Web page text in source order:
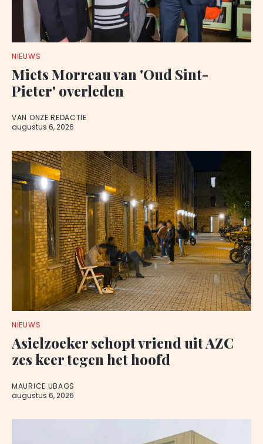
NIEUWS
Miets Morreau van 'Oud Sint-
Pieter' overleden
VAN ONZE REDACTIE
augustus 6, 2026
NIEUWS
Asielzoeker schopt vriend uit AZC
zes keer tegen het hoofd
MAURICE UBAGS
augustus 6, 2026